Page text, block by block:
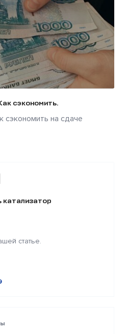
сэкономить.
сэкономить на сдаче
катализатор
статье.